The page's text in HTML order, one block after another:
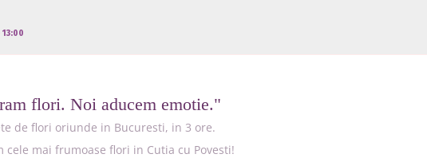
flori. Noi aducem emotie."
de flori oriunde in Bucuresti, in 3 ore.
cele mai frumoase flori in Cutia cu Povesti!